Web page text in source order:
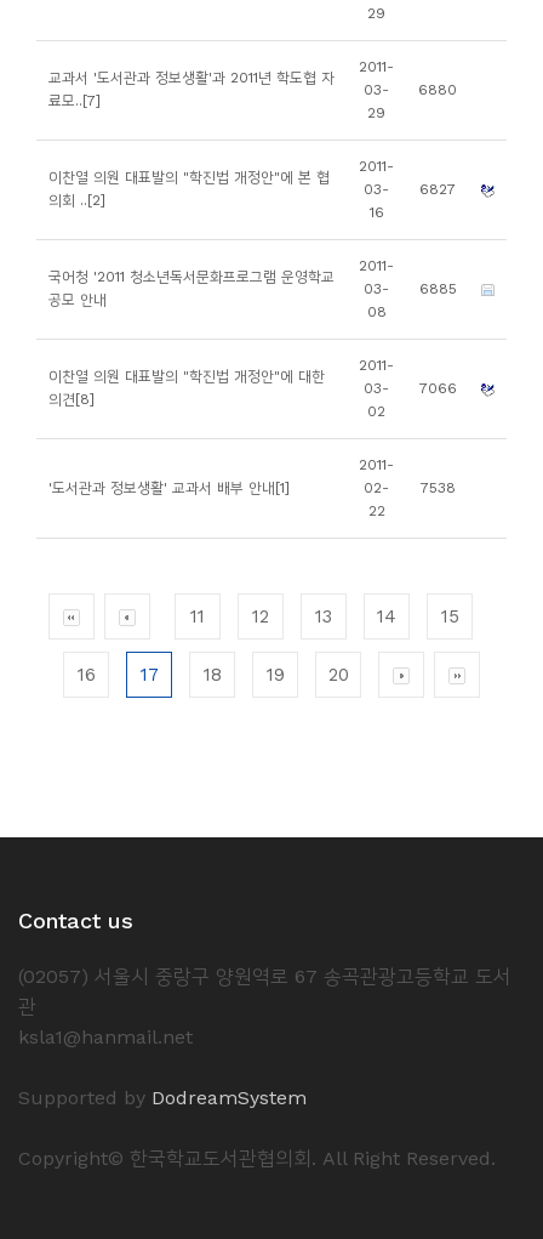
29
교과서 '도서관과 정보생활'과 2011년 학도협 자
료모..[7]
2011-
03-
29
6880
이찬열 의원 대표발의 "학진법 개정안"에 본 협
의회 ..[2]
2011-
03-
16
6827
국어청 '2011 청소년독서문화프로그램 운영학교
공모 안내
2011-
03-
08
6885
이찬열 의원 대표발의 "학진법 개정안"에 대한
의견[8]
2011-
03-
02
7066
'도서관과 정보생활' 교과서 배부 안내[1]
2011-
02-
22
7538
11 12 13 14 15
16 17 18 19 20
Contact us
(02057) 서울시 중랑구 양원역로 67 송곡관광고등학교 도서
관
ksla1@hanmail.net
Supported by DodreamSystem
Copyright© 한국학교도서관협의회. All Right Reserved.